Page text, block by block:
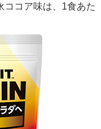
コア味は、 1食あた